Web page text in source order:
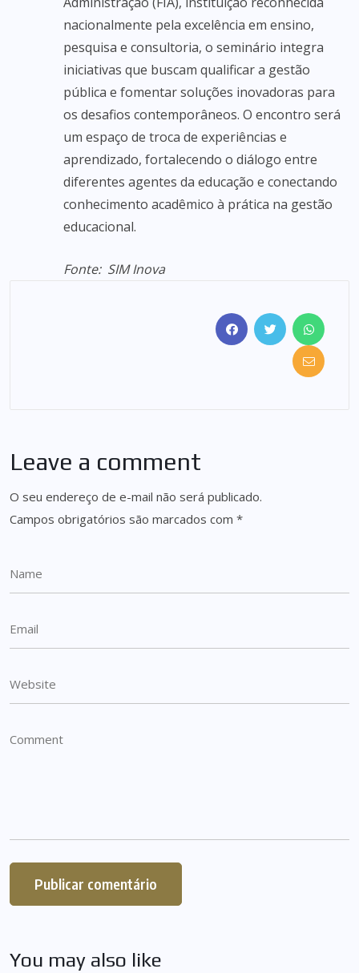
nacionalmente pela excelência em ensino,
pesquisa e consultoria, o seminário integra
iniciativas que buscam qualificar a gestão
pública e fomentar soluções inovadoras para
os desafios contemporâneos. O encontro será
um espaço de troca de experiências e
aprendizado, fortalecendo o diálogo entre
diferentes agentes da educação e conectando
conhecimento acadêmico à prática na gestão
educacional.
Fonte: SIM Inova
Leave a comment
O seu endereço de e-mail não será publicado.
Campos obrigatórios são marcados com *
You may also like